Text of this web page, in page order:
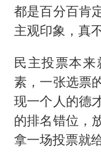
都是百分百肯
主观印象，真
民主投票本
素，一张选票
现一个人的德
的排名错位，
拿一场投票就